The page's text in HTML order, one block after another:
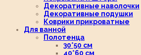
Декоративные наволочки
Декоративные подушки
Коврики прикроватные
Для ванной
Полотенца
30*50 см
40*60 см